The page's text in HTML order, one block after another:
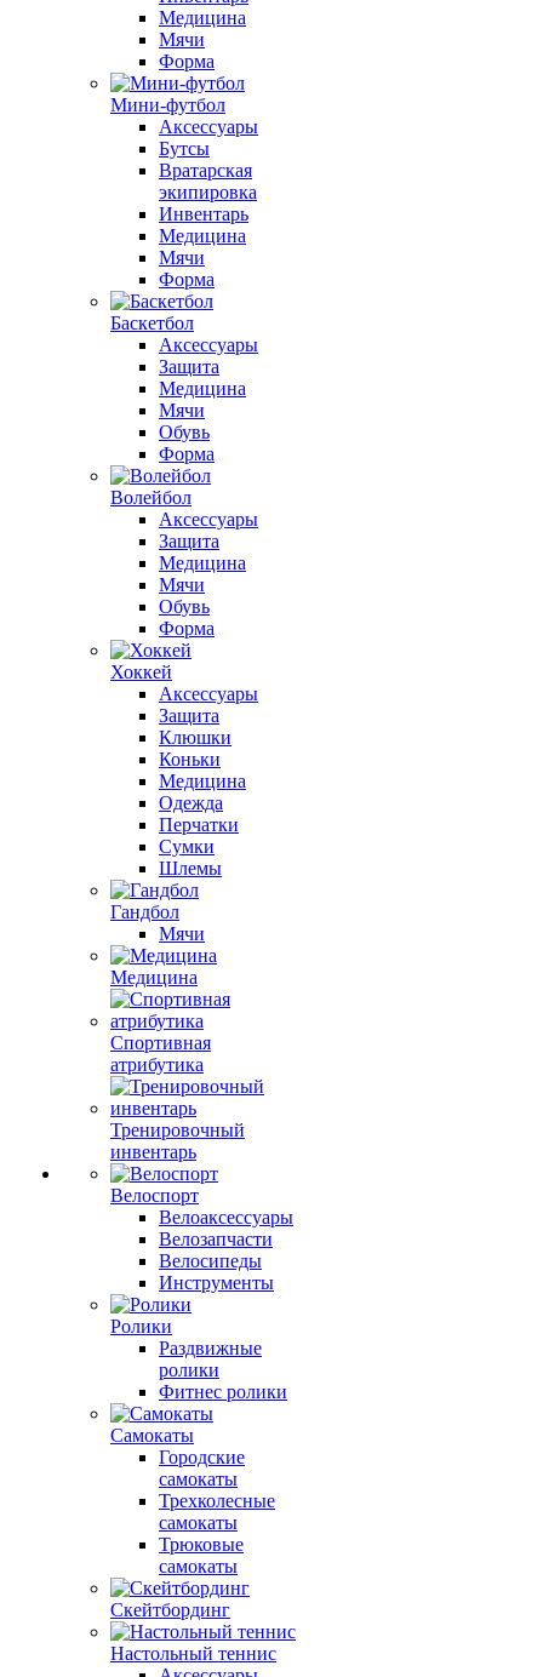
Медицина
Мячи
Форма
Мини-футбол
Аксессуары
Бутсы
Вратарская
экипировка
Инвентарь
Медицина
Мячи
Форма
Баскетбол
Аксессуары
Защита
Медицина
Мячи
Обувь
Форма
Волейбол
Аксессуары
Защита
Медицина
Мячи
Обувь
Форма
Хоккей
Аксессуары
Защита
Клюшки
Коньки
Медицина
Одежда
Перчатки
Сумки
Шлемы
Гандбол
Мячи
Медицина
Спортивная
атрибутика
Тренировочный
инвентарь
Велоспорт
Велоаксессуары
Велозапчасти
Велосипеды
Инструменты
Ролики
Раздвижные
ролики
Фитнес ролики
Самокаты
Городские
самокаты
Трехколесные
самокаты
Трюковые
самокаты
Скейтбординг
Настольный теннис